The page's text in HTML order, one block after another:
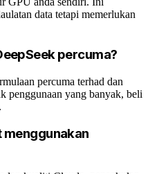
data tetapi memerlukan
percuma?
percuma terhad dan
penggunaan yang banyak, beli
.
menggunakan